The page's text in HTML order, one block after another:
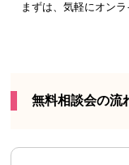
まずは、気軽にオン
無料相談会の流